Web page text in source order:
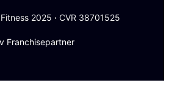
2025 · CVR 38701525
Franchisepartner